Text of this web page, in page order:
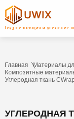
Главная
Материалы
Композитные
Углеродная ткань
УГЛЕРОДНАЯ